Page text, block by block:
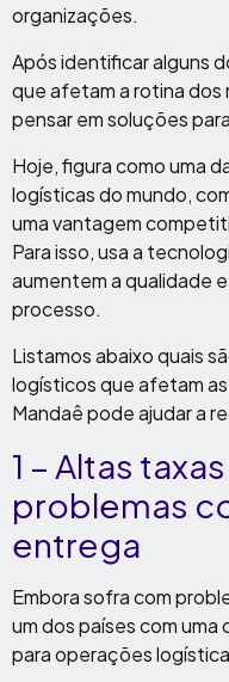
organizações.
Após identificar alguns
que afetam a rotina
pensar em soluções
Hoje, figura como uma
logísticas do mundo,
uma vantagem
Para isso, usa a
aumentem a qualidade
processo.
Listamos abaixo quais
logísticos que afetam
Mandaê pode ajudar a
1 – Altas
problemas
entrega
Embora sofra com
um dos países com uma
para operações